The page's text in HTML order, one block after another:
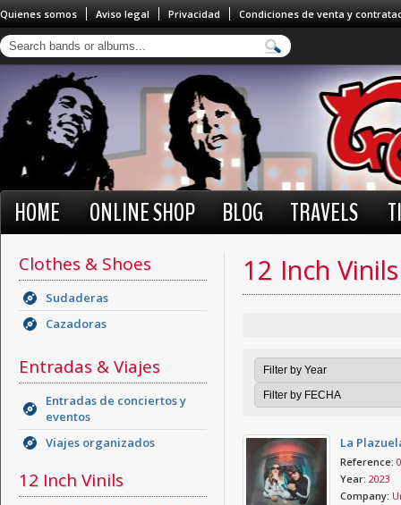
Quienes somos Aviso legal Privacidad Condiciones de venta y
HOME ONLINE SHOP BLOG TRAVELS
Clothes & Shoes
Sudaderas
Cazadoras
Entradas & Viajes
Entradas de conciertos y
eventos
Viajes organizados
12 Inch Vinils
12 Inch Vinils
La
Reference:
Year: 2023
Company: